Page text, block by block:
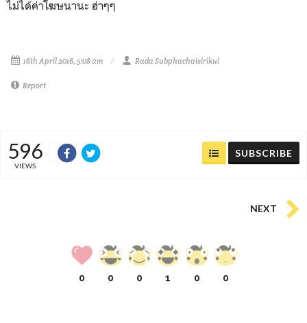
ไม่ได้ค่าโฆษนานะ ฮ่าๆๆ
16th April 2016, 5:08 am Rada Subphachaisirikul
Report
596
VIEWS
SUBSCRIBE
NEXT
0 0 0 1 0 0